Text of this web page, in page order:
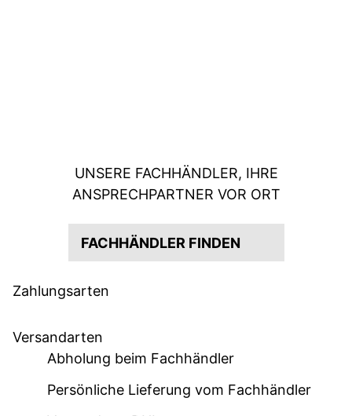
UNSERE FACHHÄNDLER, IHRE
ANSPRECHPARTNER VOR ORT
FACHHÄNDLER FINDEN
Zahlungsarten
Versandarten
Abholung beim Fachhändler
Persönliche Lieferung vom Fachhändler